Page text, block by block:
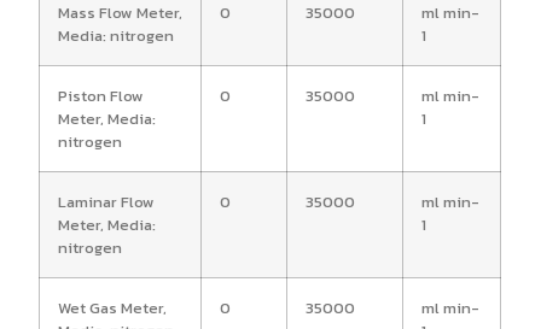
Mass Flow Meter,
Media: nitrogen
0 35000
ml min-
1
Piston Flow
Meter, Media:
nitrogen
0 35000
ml min-
1
Laminar Flow
Meter, Media:
nitrogen
0 35000
ml min-
1
Wet Gas Meter,
0 35000
ml min-